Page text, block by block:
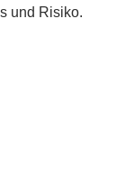
und Risiko.